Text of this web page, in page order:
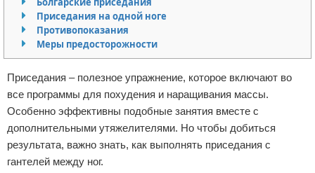
Боевые виды искусства
Как накачаться
Теннис
Легкая атлетика
Водный спорт
Отказ от ответственности
Приседания на одной ноге
Противопоказания
Меры предосторожности
Приседания – полезное упражнение, которое включают во
все программы для похудения и наращивания массы.
Особенно эффективны подобные занятия вместе с
дополнительными утяжелителями. Но чтобы добиться
результата, важно знать, как выполнять приседания с
гантелей между ног.